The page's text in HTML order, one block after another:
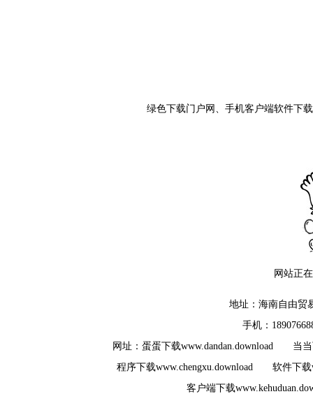
绿色下载门户网、手机客户端软件下
网站正在
地址 ： 海南自由贸
手机 ：
网址 ： 蛋蛋下载www.dandan.download
当
程序下载www.chengxu.download
软件下载
客户端下载